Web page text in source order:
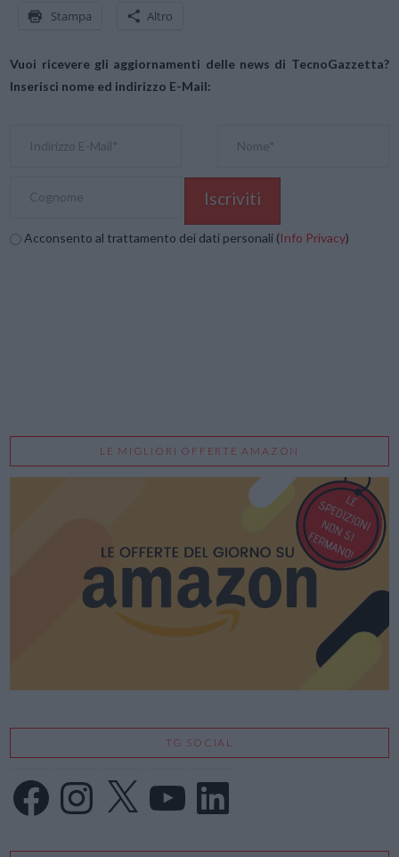
Stampa Altro
Vuoi ricevere gli aggiornamenti delle news di TecnoGazzetta?
Inserisci nome ed indirizzo E-Mail:
Acconsento al trattamento dei dati personali (Info Privacy)
LE MIGLIORI OFFERTE AMAZON
TG SOCIAL
FacebookInstagram
X LinkedIn